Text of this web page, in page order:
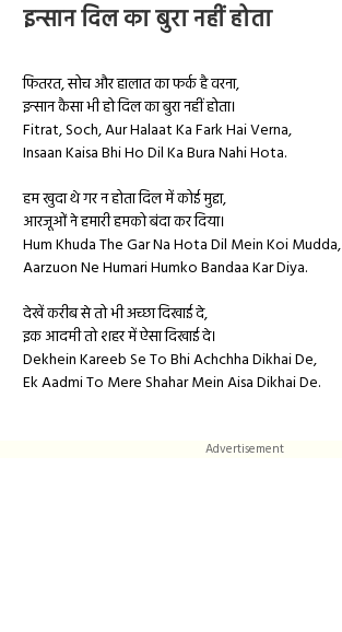
इन्सान दिल का बुरा नहीं होता
फितरत, सोच और हालात का फर्क है वरना,
इन्सान कैसा भी हो दिल का बुरा नहीं होता।
Fitrat, Soch, Aur Halaat Ka Fark Hai Verna,
Insaan Kaisa Bhi Ho Dil Ka Bura Nahi Hota.
हम खुदा थे गर न होता दिल में कोई मुद्दा,
आरजूओं ने हमारी हमको बंदा कर दिया।
Hum Khuda The Gar Na Hota Dil Mein Koi Mudda,
Aarzuon Ne Humari Humko Bandaa Kar Diya.
देखें करीब से तो भी अच्छा दिखाई दे,
इक आदमी तो शहर में ऐसा दिखाई दे।
Dekhein Kareeb Se To Bhi Achchha Dikhai De,
Ek Aadmi To Mere Shahar Mein Aisa Dikhai De.
Advertisement